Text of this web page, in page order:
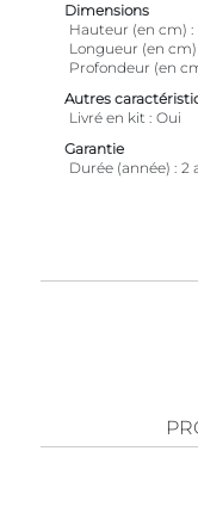
Dimensions
Hauteur (en cm)
Longueur (en cm)
Profondeur (en
Autres
Livré en kit Oui
Garantie
Durée (année)
2